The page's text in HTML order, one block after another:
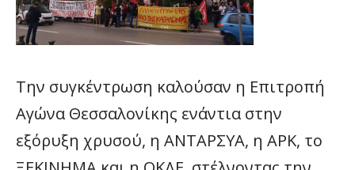
Την συγκέντρωση καλούσαν η Επιτροπή
Αγώνα Θεσσαλονίκης ενάντια στην
εξόρυξη χρυσού, η ΑΝΤΑΡΣΥΑ, η ΑΡΚ, το